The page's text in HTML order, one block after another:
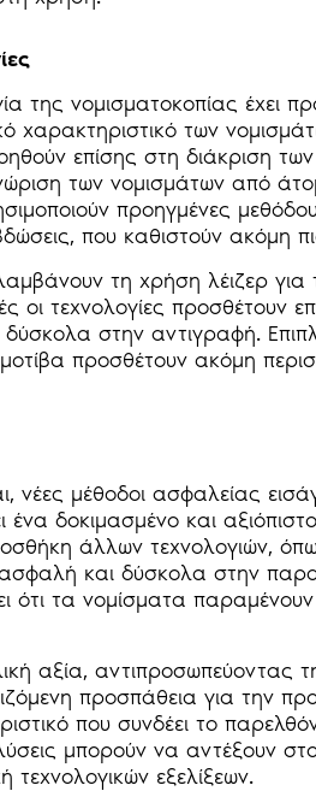
της νομισματοκοπίας έχει
χαρακτηριστικό των
επίσης στη διάκριση
των νομισμάτων από
προηγμένες
που καθιστούν
τη χρήση λέιζερ
οι τεχνολογίες προσθέτουν
στην αντιγραφή.
προσθέτουν ακόμη
νέες μέθοδοι ασφαλείας
δοκιμασμένο και
άλλων τεχνολογιών,
ασφαλή και δύσκολα στην
ότι τα νομίσματα
αξία, αντιπροσωπεύοντας
προσπάθεια για την
που συνδέει το
μπορούν να αντέξουν
τεχνολογικών εξελίξεων.